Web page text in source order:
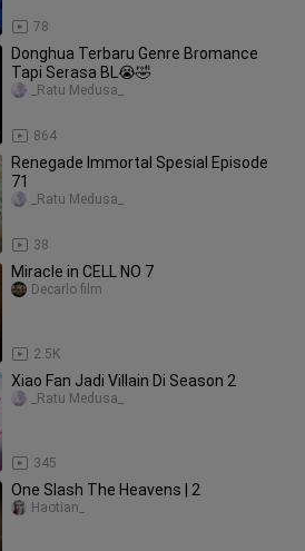
78
Donghua Terbaru Genre Bromance
Tapi Serasa BL😭🤣
864
_Ratu Medusa_
Renegade Immortal Spesial Episode
71
38
_Ratu Medusa_
Miracle in CELL NO 7
2.5K
Decarlo film
Xiao Fan Jadi Villain Di Season 2
345
_Ratu Medusa_
One Slash The Heavens | 2
Haotian_